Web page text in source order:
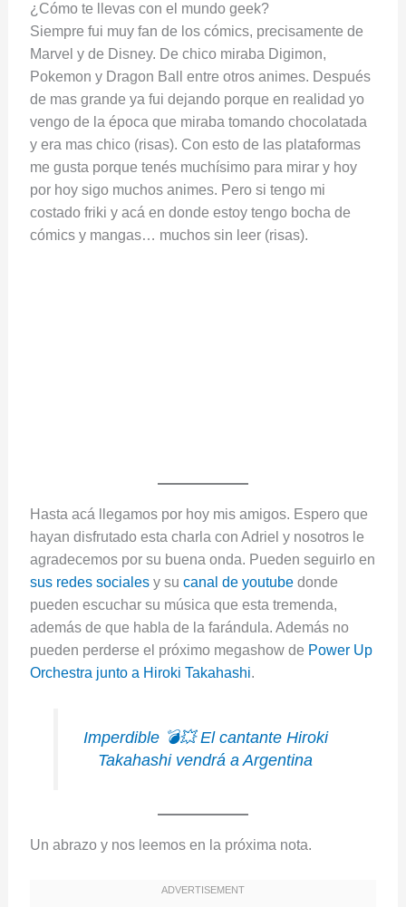
¿Cómo te llevas con el mundo geek?
Siempre fui muy fan de los cómics, precisamente de
Marvel y de Disney. De chico miraba Digimon,
Pokemon y Dragon Ball entre otros animes. Después
de mas grande ya fui dejando porque en realidad yo
vengo de la época que miraba tomando chocolatada
y era mas chico (risas). Con esto de las plataformas
me gusta porque tenés muchísimo para mirar y hoy
por hoy sigo muchos animes. Pero si tengo mi
costado friki y acá en donde estoy tengo bocha de
cómics y mangas… muchos sin leer (risas).
Hasta acá llegamos por hoy mis amigos. Espero que
hayan disfrutado esta charla con Adriel y nosotros le
agradecemos por su buena onda. Pueden seguirlo en
sus redes socialesy su canal de youtubedonde
pueden escuchar su música que esta tremenda,
además de que habla de la farándula. Además no
pueden perderse el próximo megashow de Power Up
Orchestra junto a Hiroki Takahashi.
Imperdible 💣💥 El cantante Hiroki
Takahashi vendrá a Argentina
Un abrazo y nos leemos en la próxima nota.